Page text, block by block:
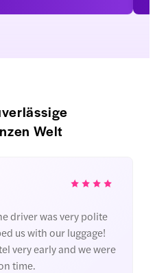
Welt
driver was very polite
us with our luggage!
very early and we were
time.